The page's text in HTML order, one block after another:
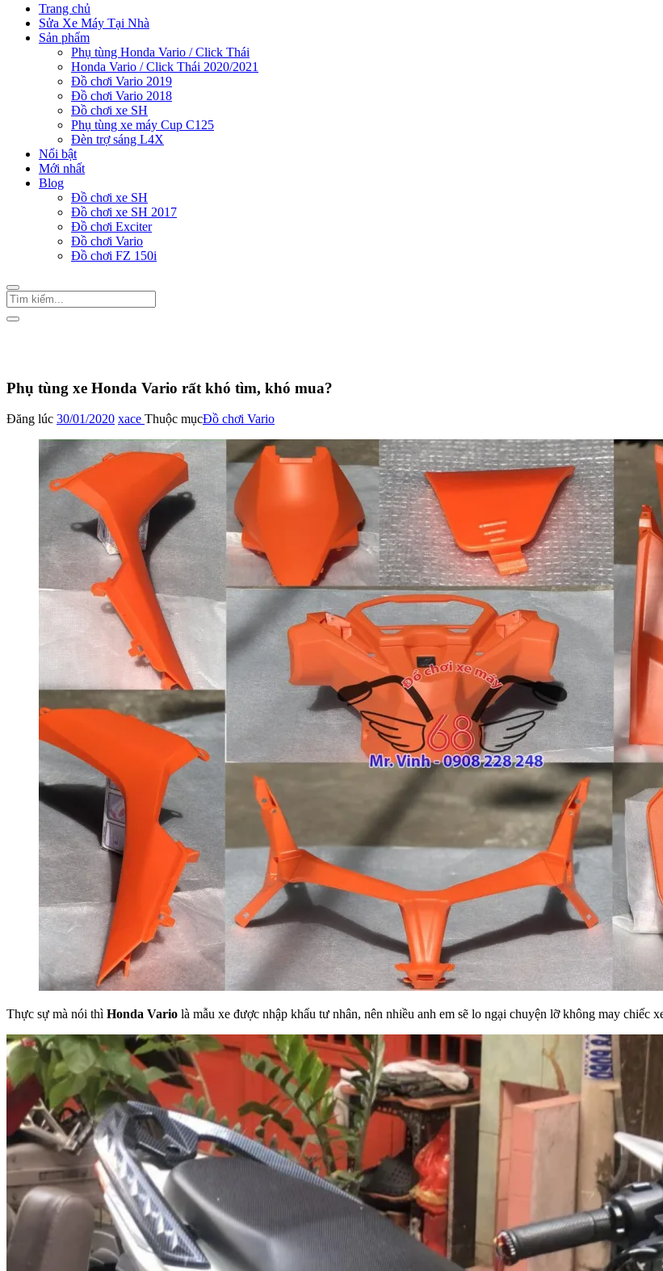
Trang chủ
Sửa Xe Máy Tại Nhà
Sản phẩm
Phụ tùng Honda Vario / Click Thái
Honda Vario / Click Thái 2020/2021
Đồ chơi Vario 2019
Đồ chơi Vario 2018
Đồ chơi xe SH
Phụ tùng xe máy Cup C125
Đèn trợ sáng L4X
Nổi bật
Mới nhất
Blog
Đồ chơi xe SH
Đồ chơi xe SH 2017
Đồ chơi Exciter
Đồ chơi Vario
Đồ chơi FZ 150i
Phụ tùng xe Honda Vario rất khó tìm, khó mua?
Đăng lúc 30/01/2020 xace Thuộc mụcĐồ chơi Vario
Thực sự mà nói thì Honda Vario là mẫu xe được nhập khẩu tư nhân, nên nhiều anh em sẽ lo ngại chuyện lỡ không may chiếc